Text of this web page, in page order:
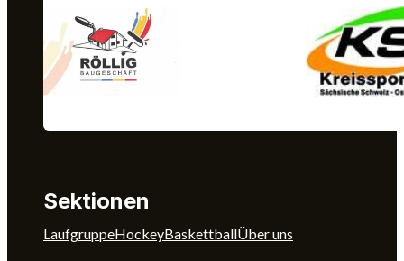
Sektionen
LaufgruppeHockeyBaskettballÜber uns